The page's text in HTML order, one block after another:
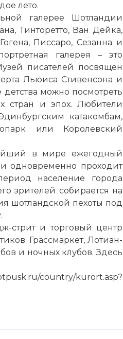
лето.
галерее Шотландии
Тинторетто, Ван Дейка,
Писсаро, Сезанна и
галерея – это
писателей посвящен
Льюиса Стивенсона и
можно посмотреть
стран и эпох. Любители
катакомбам,
или Королевский
в мире ежегодный
одновременно проходит
население города
зрителей собирается на
шотландской пехоты под
стрит и торговый центр
Грассмаркет, Лотиан-
и ночных клубов. Здесь
country/kurort.asp?